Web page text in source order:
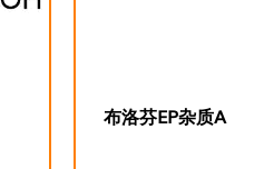
布洛芬EP杂质A